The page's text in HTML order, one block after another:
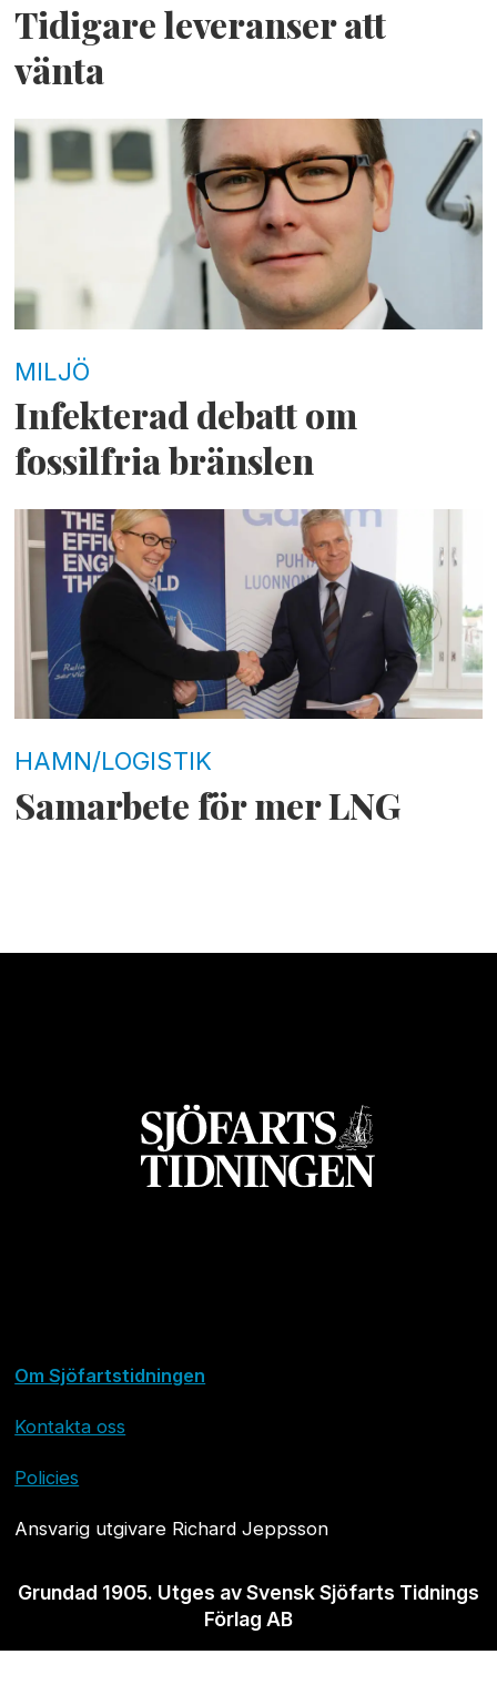
Tidigare leveranser att
vänta
MILJÖ
Infekterad debatt om
fossilfria bränslen
HAMN/LOGISTIK
Samarbete för mer LNG
Om Sjöfartstidningen
Kontakta oss
Policies
Ansvarig utgivare Richard Jeppsson
Grundad 1905. Utges av Svensk Sjöfarts Tidnings
Förlag AB